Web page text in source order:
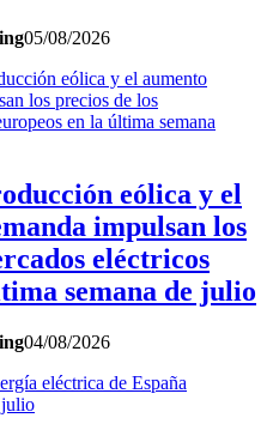
05/08/2026
eólica y el
impulsan los
eléctricos
semana de julio
04/08/2026